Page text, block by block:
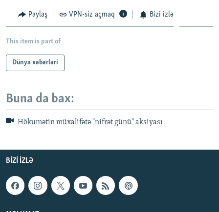
Paylaş VPN-siz açmaq Bizi izlə
This item is part of
Dünya xəbərləri
Buna da bax:
Hökumətin müxalifətə "nifrət günü" aksiyası
BIZI IZLƏ